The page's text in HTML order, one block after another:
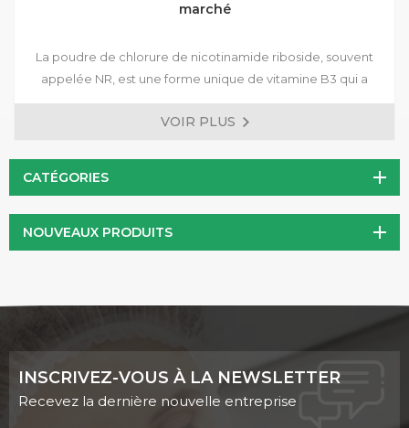
marché
La poudre de chlorure de nicotinamide riboside, souvent
appelée NR, est une forme unique de vitamine B3 qui a
suscité une attention particulière en raison de ses bienfaits
potentiels pour la santé. Il s’agit d’une poudre cristalline
VOIR PLUS
CATÉGORIES
NOUVEAUX PRODUITS
INSCRIVEZ-VOUS À LA NEWSLETTER
Recevez la dernière nouvelle entreprise